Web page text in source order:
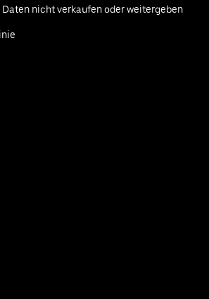
nicht verkaufen oder weitergeben